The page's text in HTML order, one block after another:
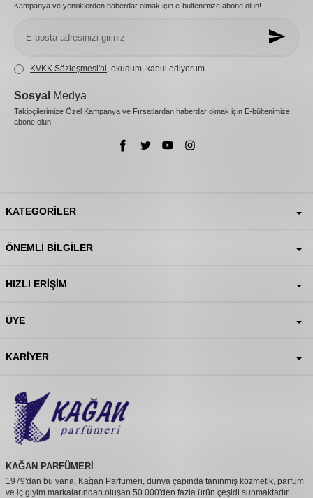
Kampanya ve yeniliklerden haberdar olmak için e-bültenimize abone olun!
KVKK Sözleşmesi'ni , okudum, kabul ediyorum.
Sosyal Medya
Takipçilerimize Özel Kampanya ve Fırsatlardan haberdar olmak için E-bültenimize
abone olun!
KATEGORILER
ÖNEMLI BILGILER
HIZLI ERIŞIM
ÜYE
KARIYER
KAĞAN PARFÜMERİ
1979'dan bu yana, Kağan Parfümeri, dünya çapında tanınmış kozmetik, parfüm
ve iç giyim markalarından oluşan 50.000'den fazla ürün çeşidi sunmaktadır.